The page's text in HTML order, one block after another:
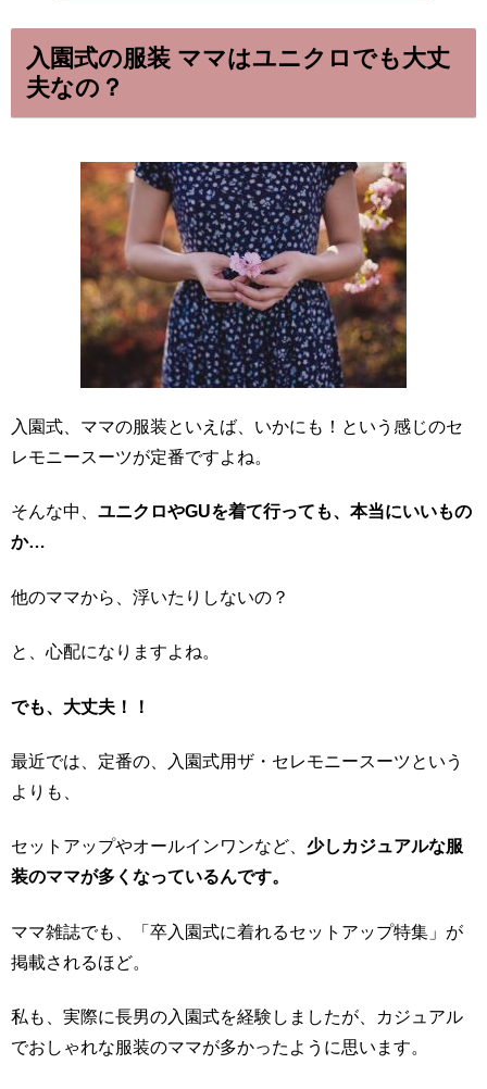
入園式の服装 ママはユニクロでも大丈
夫なの？
入園式、ママの服装といえば、いかにも！という感じのセ
レモニースーツが定番ですよね。
そんな中、 ユニクロやGUを着て行っても、本当にいいもの
か…
他のママから、浮いたりしないの？
と、心配になりますよね。
でも、大丈夫！！
最近では、定番の、入園式用ザ・セレモニースーツという
よりも、
セットアップやオールインワンなど、 少しカジュアルな服
装のママが多くなっているんです。
ママ雑誌でも、「卒入園式に着れるセットアップ特集」が
掲載されるほど。
私も、実際に長男の入園式を経験しましたが、カジュアル
でおしゃれな服装のママが多かったように思います。